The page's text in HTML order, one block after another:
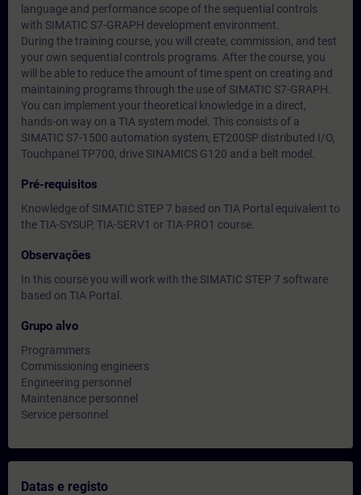
language and performance scope of the sequential controls
with SIMATIC S7-GRAPH development environment.
During the training course, you will create, commission, and test
your own sequential controls programs. After the course, you
will be able to reduce the amount of time spent on creating and
maintaining programs through the use of SIMATIC S7-GRAPH.
You can implement your theoretical knowledge in a direct,
hands-on way on a TIA system model. This consists of a
SIMATIC S7-1500 automation system, ET200SP distributed I/O,
Touchpanel TP700, drive SINAMICS G120 and a belt model.
Pré-requisitos
Knowledge of SIMATIC STEP 7 based on TIA Portal equivalent to
the TIA-SYSUP, TIA-SERV1 or TIA-PRO1 course.
Observações
In this course you will work with the SIMATIC STEP 7 software
based on TIA Portal.
Grupo alvo
Programmers
Commissioning engineers
Engineering personnel
Maintenance personnel
Service personnel
Datas e registo